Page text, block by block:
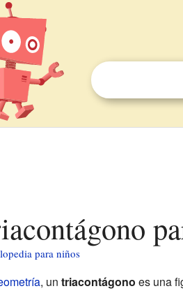
para niños
, un triacontágono es una